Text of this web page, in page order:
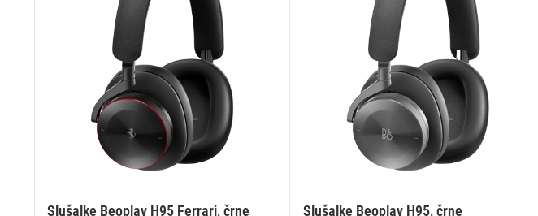
Slušalke Beoplay H95 Ferrari, črne Slušalke Beoplay H95, črne